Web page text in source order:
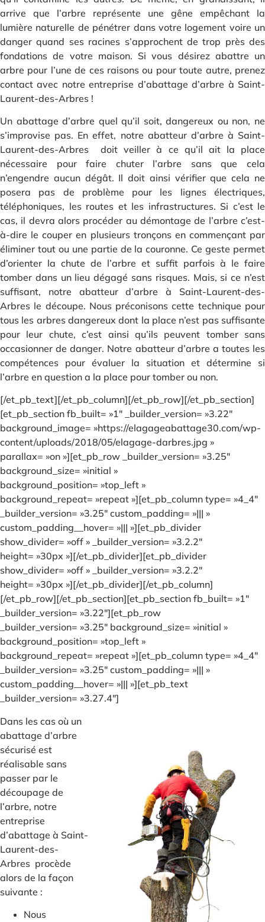
arrive que l’arbre représente une gêne empêchant la
lumière naturelle de pénétrer dans votre logement voire un
danger quand ses racines s’approchent de trop près des
fondations de votre maison. Si vous désirez abattre un
arbre pour l’une de ces raisons ou pour toute autre, prenez
contact avec notre entreprise d’abattage d’arbre à Saint-
Laurent-des-Arbres !
Un abattage d’arbre quel qu’il soit, dangereux ou non, ne
s’improvise pas. En effet, notre abatteur d’arbre à Saint-
Laurent-des-Arbres doit veiller à ce qu’il ait la place
nécessaire pour faire chuter l’arbre sans que cela
n’engendre aucun dégât. Il doit ainsi vérifier que cela ne
posera pas de problème pour les lignes électriques,
téléphoniques, les routes et les infrastructures. Si c’est le
cas, il devra alors procéder au démontage de l’arbre c’est-
à-dire le couper en plusieurs tronçons en commençant par
éliminer tout ou une partie de la couronne. Ce geste permet
d’orienter la chute de l’arbre et suffit parfois à le faire
tomber dans un lieu dégagé sans risques. Mais, si ce n’est
suffisant, notre abatteur d’arbre à Saint-Laurent-des-
Arbres le découpe. Nous préconisons cette technique pour
tous les arbres dangereux dont la place n’est pas suffisante
pour leur chute, c’est ainsi qu’ils peuvent tomber sans
occasionner de danger. Notre abatteur d’arbre a toutes les
compétences pour évaluer la situation et détermine si
l’arbre en question a la place pour tomber ou non.
[/et_pb_text][/et_pb_column][/et_pb_row][/et_pb_section]
[et_pb_section fb_built= »1″ _builder_version= »3.22″
background_image= »https://elagageabattage30.com/wp-
content/uploads/2018/05/elagage-darbres.jpg »
parallax= »on »][et_pb_row _builder_version= »3.25″
background_size= »initial »
background_position= »top_left »
background_repeat= »repeat »][et_pb_column type= »4_4″
_builder_version= »3.25″ custom_padding= »||| »
custom_padding__hover= »||| »][et_pb_divider
show_divider= »off » _builder_version= »3.2.2″
height= »30px »][/et_pb_divider][et_pb_divider
show_divider= »off » _builder_version= »3.2.2″
height= »30px »][/et_pb_divider][/et_pb_column]
[/et_pb_row][/et_pb_section][et_pb_section fb_built= »1″
_builder_version= »3.22″][et_pb_row
_builder_version= »3.25″ background_size= »initial »
background_position= »top_left »
background_repeat= »repeat »][et_pb_column type= »4_4″
_builder_version= »3.25″ custom_padding= »||| »
custom_padding__hover= »||| »][et_pb_text
_builder_version= »3.27.4″]
Dans les cas où un
abattage d’arbre
sécurisé est
réalisable sans
passer par le
découpage de
l’arbre, notre
entreprise
d’abattage à Saint-
Laurent-des-
Arbres procède
alors de la façon
suivante :
Nous